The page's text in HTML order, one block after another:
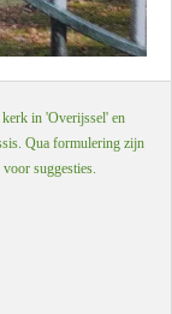
in 'Overijssel' en
Qua formulering zijn
suggesties.